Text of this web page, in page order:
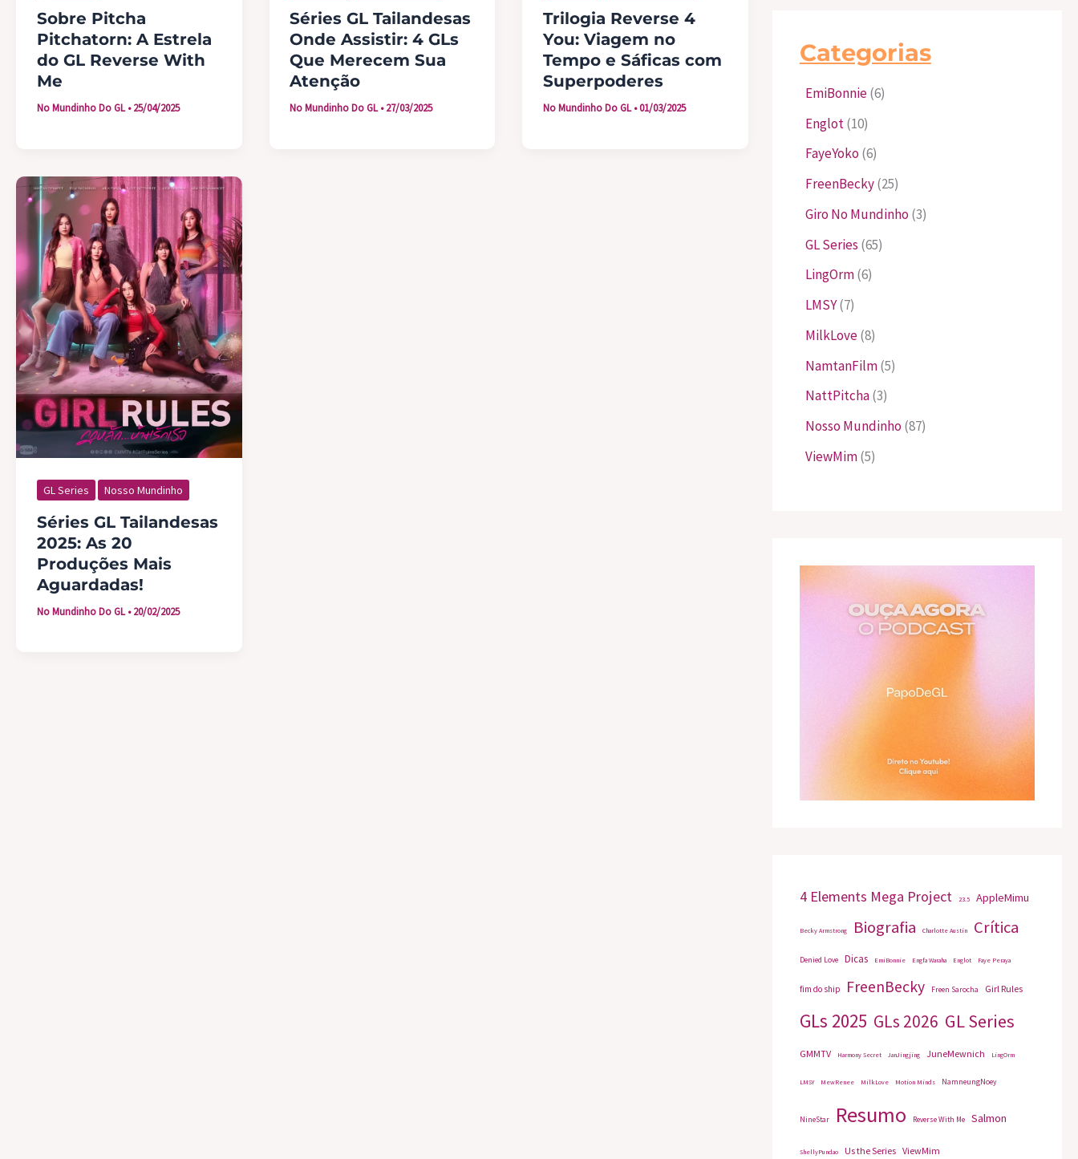
Sobre Pitcha
Pitchatorn: A Estrela
do GL Reverse With
Me
No Mundinho Do GL•25/04/2025
Séries GL Tailandesas
Onde Assistir: 4 GLs
Que Merecem Sua
Atenção
No Mundinho Do GL•27/03/2025
Trilogia Reverse 4
You: Viagem no
Tempo e Sáficas com
Superpoderes
No Mundinho Do GL•01/03/2025
GL Series Nosso Mundinho
Séries GL Tailandesas
2025: As 20
Produções Mais
Aguardadas!
No Mundinho Do GL•20/02/2025
Categorias
EmiBonnie(6)
Englot(10)
FayeYoko (6)
FreenBecky(25)
Giro No Mundinho (3)
GL Series (65)
LingOrm(6)
LMSY(7)
MilkLove(8)
NamtanFilm(5)
NattPitcha(3)
Nosso Mundinho (87)
ViewMim(5)
4 Elements Mega Project 23.5 AppleMimu
Becky Armstrong Biografia Charlotte Austin Crítica
Denied Love Dicas EmiBonnie Engfa Waraha Englot Faye Peraya
fim do ship FreenBecky Freen Sarocha Girl Rules
GLs 2025 GLs 2026 GL Series
GMMTV Harmony Secret JanJingjing JuneMewnich LingOrm
LMSY MewRenee MilkLove Motion Minds NamneungNoey
NineStar Resumo Reverse With Me Salmon
ShellyPundao Us the Series ViewMim